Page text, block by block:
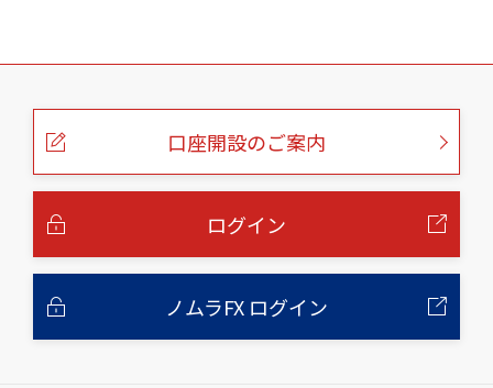
こ
口座開設のご案内
ログイン
ノムラFX ログイン